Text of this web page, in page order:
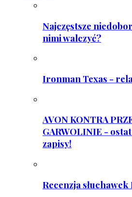
Najczęstsze
nimi walczyć?
Ironman Texas -
AVON KONTRA
GARWOLINIE -
zapisy!
Recenzja słuchawek